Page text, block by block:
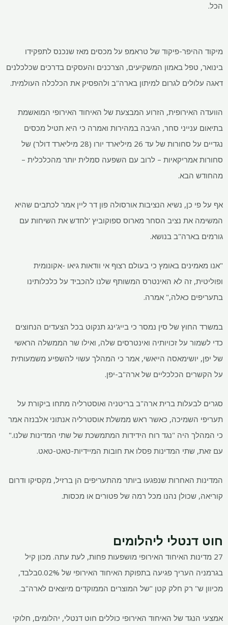
הכל.
מיקוד ההיפר-פיקוד של טראמפ על מכסים מאז שנכנס לתפקידו
בינואר, טפל באמון המשקיעים, הצרכנים והעסקים בדרכים שכלכלנים
דאגה עלולים לגרום למיתון בארה"ב ולהפסיק את הכלכלה העולמית.
הוועדה האירופית, הזרוע המבצעת של האיחוד האירופי המואשמת
בתיאום ענייני סחר, הגיבה במהירות ואמרה כי היא תטיל מכסים
נגדיים על סחורות של עד 26 מיליארד יורו (28 מיליארד דולר) של
סחורות אמריקאיות – לרוב עם השפעה סמלית יותר מהכלכלית –
מהחודש הבא.
אף על פי כן, נשיא הנציבות אורסולה פון דר ליין אמר לכתבים שהיא
המשימה את נציב הסחר מארוס ספוקוביץ 'לחדש את השיחות עם
גורמים בארה"ב בנושא.
"אנו מאמינים באומץ כי בעולם רצוף אי וודאות גיאו -אקונומית
ופוליטית, זה לא האינטרס המשותף שלנו להכביד על כלכלותינו
בתעריפים כאלה," אמרה.
במשרד החוץ של סין נמסר כי בייג'ינג תנקוט בכל הצעדים הנחוצים
כדי לשמור על זכויותיה ואינטרסים שלה, ואילו שר הממשלה הראשי
של יפן, יושימאסה הייאשי, אמר כי המהלך עשוי להשפיע משמעותית
על הקשרים הכלכליים של ארה"ב-יפן.
סגרים לבעלות ברית ארה"ב בריטניה ואוסטרליה מתחו ביקורת על
תעריפי השמיכה, כאשר ראש ממשלת אוסטרליה אנתוני אלבנזה אמר
כי המהלך היה "נגד רוח הידידות המתמשכת של שתי המדינות שלנו."
עם זאת, שתי המדינות פסלו את חובות המיידיות-טאט-טאט.
המדינות האחרות שנפגעו ביותר מהתעריפים הן ברזיל, מקסיקו ודרום
קוריאה, שכולן נהנו מכל רמה של פטורים או מכסות.
חוט דנטלי ליהלומים
27 מדינות האיחוד האירופי מושפעות פחות, לעת עתה. מכון קיל
בגרמניה העריך פגיעה בתפוקת האיחוד האירופי של 0.02%בלבד,
מכיוון ש" רק חלק קטן "של המוצרים הממוקדים מיוצאים לארה"ב.
אמצעי הנגד של האיחוד האירופי כוללים חוט דנטלי, יהלומים, חלוקי